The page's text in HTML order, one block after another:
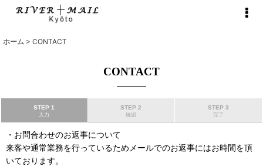
ホーム > CONTACT
CONTACT
STEP 1
入力
STEP 2
確認
STEP 3
完了
・お問合わせのお返事について
来客や通常業務を行っているためメールでのお返事にはお時間を頂
いております。